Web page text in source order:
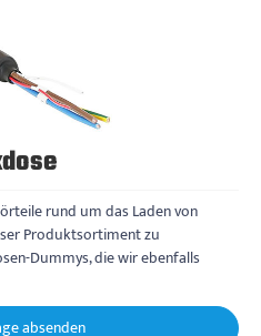
rund um das Laden von
Produktsortiment zu
Dummys, die wir ebenfalls
absenden